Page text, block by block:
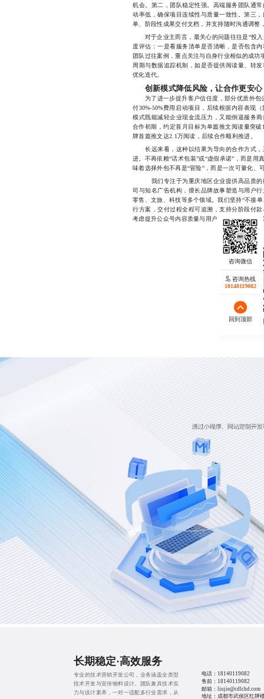
机会。第二，团队稳定性强。高端服务团队通
动率低，确保项目连续性与质量一致性。第三
单、阶段性成果交付文档，并支持随时沟通调整
对于企业主而言，最关心的问题往往是“投入
度评估：一是看服务清单是否清晰，是否包含
团队过往案例，重点关注与自身行业相似的成功
周期与数据追踪机制，如是否提供阅读量、转
优化迭代。
创新模式降低风险，让合作更安心
为了进一步提升客户信任度，部分优质外包
付30%-50%费用启动项目，后续根据内容表现
模式既能减轻企业现金流压力，又能倒逼服务
合作初期，约定首月目标为单篇推文阅读量突
牌首篇推文达2.1万阅读，后续合作顺利推进。
长远来看，这种以结果为导向的合作方式，
进。不再依赖“话术包装”或“虚假承诺”，而是
味着选择外包不再是“冒险”，而是一次可量化、
我们专注于为重庆地区企业提供高品质的
司与知名广告机构，擅长品牌故事塑造与用户
零售、文旅、科技等多个领域。我们坚持“不接
行方案，交付过程全程可追溯，支持分阶段付
考虑提升公众号内容质量与用户粘性，欢迎直接
微信
咨询热线
18140119082
回到顶部
长期稳定·高效服务
专业的技术营销开发公司，业务涵盖全类型
技术开发与宣传物料设计。团队兼具技术实
力与设计素养，一对一适配多行业需求，从
电话： 18140119082
售前： 18140119082
邮箱：liujie@cdlchd.com
地址：成都市武侯区红牌